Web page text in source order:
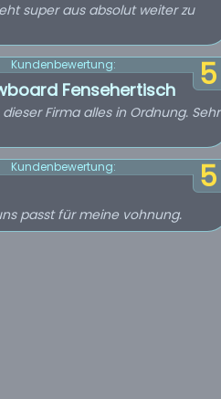
super aus absolut weiter zu
5
Kundenbewertung:
Fensehertisch
Firma alles in Ordnung. Sehr
5
Kundenbewertung:
passt für meine vohnung.